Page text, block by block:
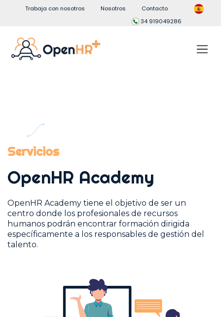
Trabaja con nosotros Nosotros
Contacto
34 919049286
Servicios
OpenHR Academy
OpenHR Academy tiene el objetivo de ser un
centro donde los profesionales de recursos
humanos podrán encontrar formación dirigida
específicamente a los responsables de gestión del
talento.